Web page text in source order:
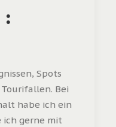
Spots
Bei
habe ich ein
ich gerne mit